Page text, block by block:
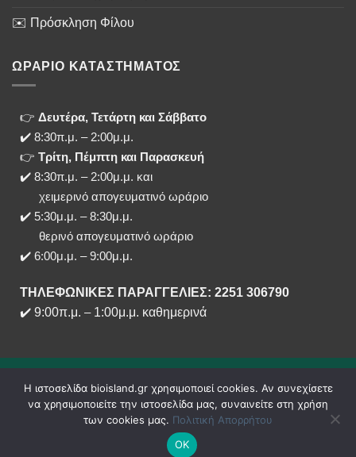
✉️ Πρόσκληση Φίλου
ΩΡΑΡΙΟ ΚΑΤΑΣΤΗΜΑΤΟΣ
👉 Δευτέρα, Τετάρτη και Σάββατο
✔️ 8:30π.μ. – 2:00μ.μ.
👉 Τρίτη, Πέμπτη και Παρασκευή
✔️ 8:30π.μ. – 2:00μ.μ. και
χειμερινό απογευματινό ωράριο
✔️ 5:30μ.μ. – 8:30μ.μ.
θερινό απογευματινό ωράριο
✔️ 6:00μ.μ. – 9:00μ.μ.
ΤΗΛΕΦΩΝΙΚΕΣ ΠΑΡΑΓΓΕΛΙΕΣ: 2251 306790
✔️ 9:00π.μ. –1:00μ.μ. καθημερινά
Copyright 2020 - 2026 ©
Η ιστοσελίδα bioisland.gr χρησιμοποιεί cookies. Αν συνεχίσετε
να χρησιμοποιείτε την ιστοσελίδα μας, συναινείτε στη χρήση
των cookies μας. Πολιτική Απορρήτου
ΟΚ